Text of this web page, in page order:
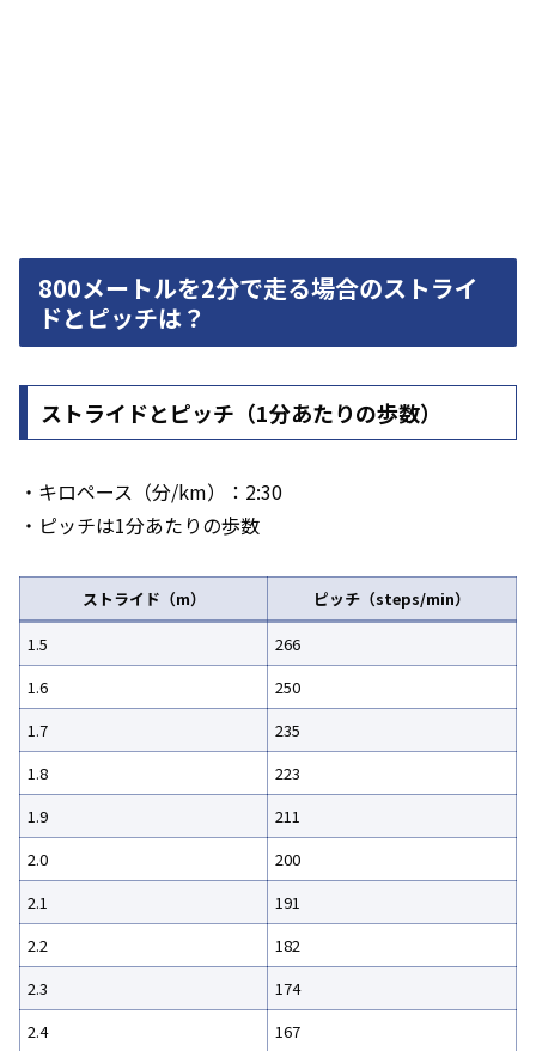
800メートルを2分で走る場合のストライ
ドとピッチは？
ストライドとピッチ（1分あたりの歩数）
・キロペース（分/km）：2:30
・ピッチは1分あたりの歩数
ストライド（m）
ピッチ（steps/min）
1.5
266
1.6
250
1.7
235
1.8
223
1.9
211
2.0
200
2.1
191
2.2
182
2.3
174
2.4
167